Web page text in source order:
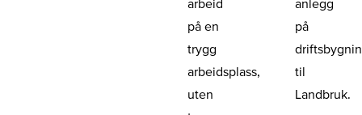
arbeid
på en
trygg
arbeidsplass,
uten
anlegg
på
til
Landbruk.